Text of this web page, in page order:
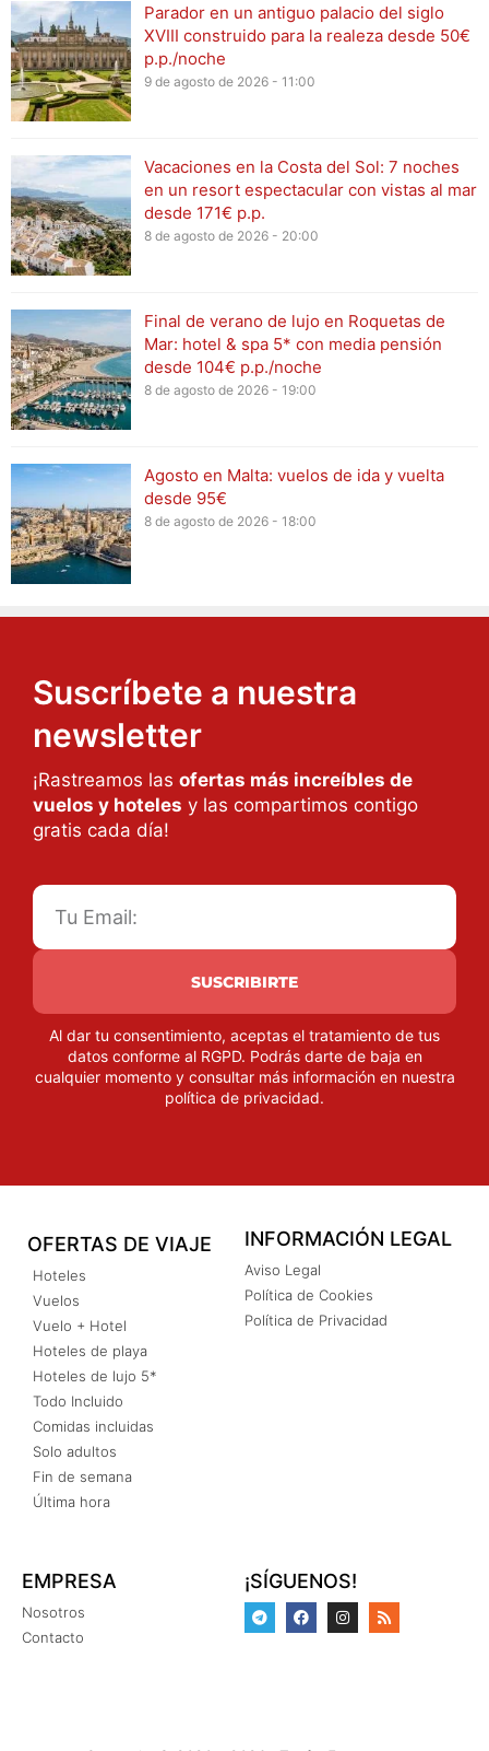
Parador en un antiguo palacio del siglo
XVIII construido para la realeza desde 50€
p.p./noche
9 de agosto de 2026 - 11:00
Vacaciones en la Costa del Sol: 7 noches
en un resort espectacular con vistas al mar
desde 171€ p.p.
8 de agosto de 2026 - 20:00
Final de verano de lujo en Roquetas de
Mar: hotel & spa 5* con media pensión
desde 104€ p.p./noche
8 de agosto de 2026 - 19:00
Agosto en Malta: vuelos de ida y vuelta
desde 95€
8 de agosto de 2026 - 18:00
Suscríbete a nuestra
newsletter
¡Rastreamos las ofertas más increíbles de
vuelos y hoteles y las compartimos contigo
gratis cada día!
SUSCRIBIRTE
Al dar tu consentimiento, aceptas el tratamiento de tus
datos conforme al RGPD. Podrás darte de baja en
cualquier momento y consultar más información en nuestra
política de privacidad.
OFERTAS DE VIAJE
Hoteles
Vuelos
Vuelo + Hotel
Hoteles de playa
Hoteles de lujo 5*
Todo Incluido
Comidas incluidas
Solo adultos
Fin de semana
Última hora
INFORMACIÓN LEGAL
Aviso Legal
Política de Cookies
Política de Privacidad
EMPRESA
Nosotros
Contacto
¡SÍGUENOS!